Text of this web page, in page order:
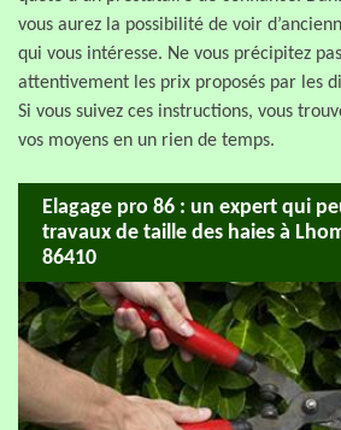
vous aurez la possibilité de voir
qui vous intéresse. Ne vous précipitez
attentivement les prix proposés par les
Si vous suivez ces instructions, vous
vos moyens en un rien de temps.
Elagage pro 86 : un expert qui
travaux de taille des haies à
86410